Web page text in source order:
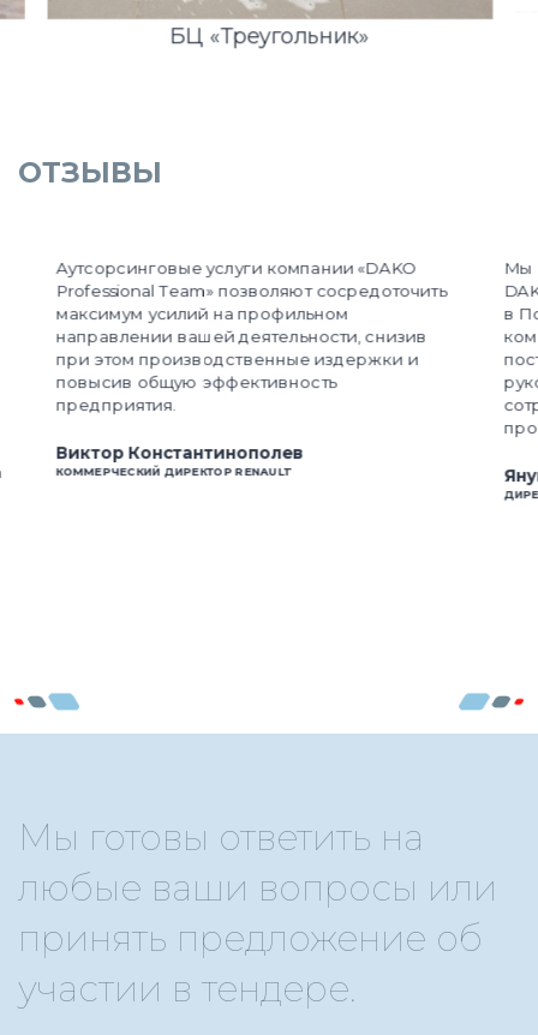
БЦ «Треугольник»
ОТЗЫВЫ
Аутсорсинговые услуги компании «DAKO
Professional Team» позволяют сосредоточить
максимум усилий на профильном
направлении вашей деятельности, снизив
при этом производственные издержки и
повысив общую эффективность
предприятия.
Виктор Константинополев
КОММЕРЧЕСКИЙ ДИРЕКТОР RENAULT
Мы
в
Мы готовы ответить на
любые ваши вопросы или
принять предложение об
участии в тендере.